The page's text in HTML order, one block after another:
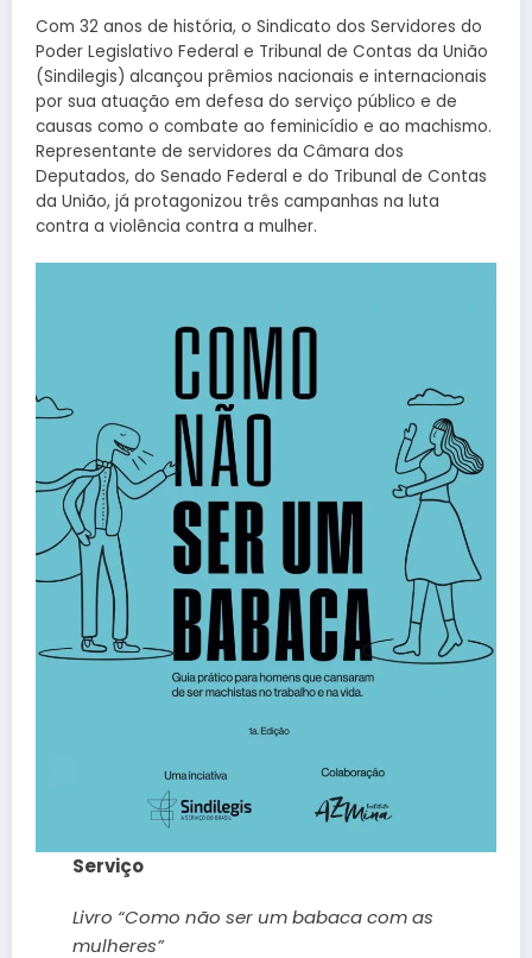
Com 32 anos de história, o Sindicato dos Servidores do
Poder Legislativo Federal e Tribunal de Contas da União
(Sindilegis) alcançou prêmios nacionais e internacionais
por sua atuação em defesa do serviço público e de
causas como o combate ao feminicídio e ao machismo.
Representante de servidores da Câmara dos
Deputados, do Senado Federal e do Tribunal de Contas
da União, já protagonizou três campanhas na luta
contra a violência contra a mulher.
Serviço
Livro “Como não ser um babaca com as
mulheres”